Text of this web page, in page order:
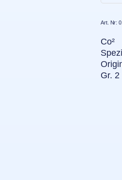
Co²
Gr. 2
Art. Nr: